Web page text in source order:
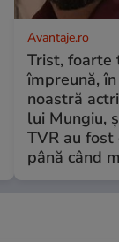
Avantaje.ro
Trist, foarte
împreună,
noastră
lui Mungiu,
TVR au
până când